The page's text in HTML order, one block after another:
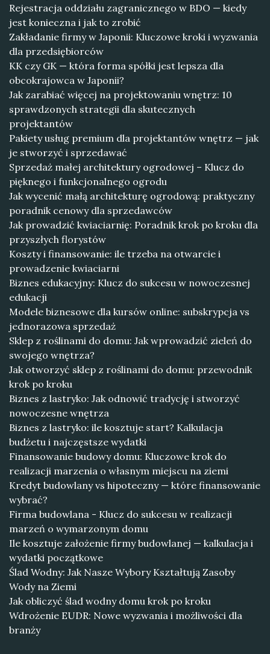
Rejestracja oddziału zagranicznego w BDO — kiedy
jest konieczna i jak to zrobić
Zakładanie firmy w Japonii: Kluczowe kroki i wyzwania
dla przedsiębiorców
KK czy GK — która forma spółki jest lepsza dla
obcokrajowca w Japonii?
Jak zarabiać więcej na projektowaniu wnętrz: 10
sprawdzonych strategii dla skutecznych
projektantów
Pakiety usług premium dla projektantów wnętrz — jak
je stworzyć i sprzedawać
Sprzedaż małej architektury ogrodowej – Klucz do
pięknego i funkcjonalnego ogrodu
Jak wycenić małą architekturę ogrodową: praktyczny
poradnik cenowy dla sprzedawców
Jak prowadzić kwiaciarnię: Poradnik krok po kroku dla
przyszłych florystów
Koszty i finansowanie: ile trzeba na otwarcie i
prowadzenie kwiaciarni
Biznes edukacyjny: Klucz do sukcesu w nowoczesnej
edukacji
Modele biznesowe dla kursów online: subskrypcja vs
jednorazowa sprzedaż
Sklep z roślinami do domu: Jak wprowadzić zieleń do
swojego wnętrza?
Jak otworzyć sklep z roślinami do domu: przewodnik
krok po kroku
Biznes z lastryko: Jak odnowić tradycję i stworzyć
nowoczesne wnętrza
Biznes z lastryko: ile kosztuje start? Kalkulacja
budżetu i najczęstsze wydatki
Finansowanie budowy domu: Kluczowe krok do
realizacji marzenia o własnym miejscu na ziemi
Kredyt budowlany vs hipoteczny — które finansowanie
wybrać?
Firma budowlana - Klucz do sukcesu w realizacji
marzeń o wymarzonym domu
Ile kosztuje założenie firmy budowlanej — kalkulacja i
wydatki początkowe
Ślad Wodny: Jak Nasze Wybory Kształtują Zasoby
Wody na Ziemi
Jak obliczyć ślad wodny domu krok po kroku
Wdrożenie EUDR: Nowe wyzwania i możliwości dla
branży